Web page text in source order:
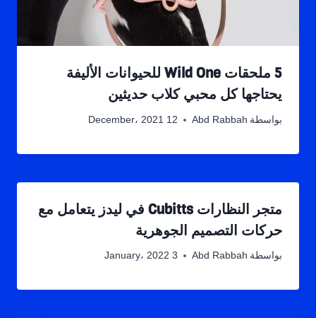
5 ملحقات Wild One للحيوانات الأليفة
يحتاجها كل محبي كلاب حديثين
بواسطة Abd Rabbah 12 December، 2021
متجر النظارات Cubitts في ليدز يتعامل مع
حركات التصميم الجوهرية
بواسطة Abd Rabbah 3 January، 2022